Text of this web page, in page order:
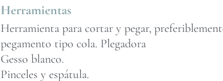
Herramientas
Herramienta para cortar y pegar,
pegamento tipo cola. Plegadora
Gesso blanco.
Pinceles y espátula.